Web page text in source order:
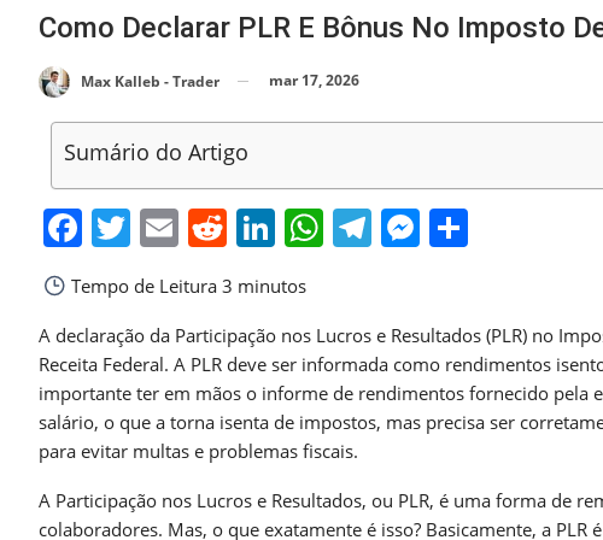
Como Declarar PLR E Bônus No Imposto
Max Kalleb - Trader mar 17, 2026
Sumário do Artigo
Facebook
Twitter
EmailReddit
LinkedIn
WhatsApp
Telegram
Messenger
Tempo de Leitura 3 minutos
A declaração da Participação nos Lucros e Resultados (PLR) no
Receita Federal. A PLR deve ser informada como rendimentos
importante ter em mãos o informe de rendimentos fornecido pela
salário, o que a torna isenta de impostos, mas precisa ser
para evitar multas e problemas fiscais.
A Participação nos Lucros e Resultados, ou PLR, é uma forma de
colaboradores. Mas, o que exatamente é isso? Basicamente, a